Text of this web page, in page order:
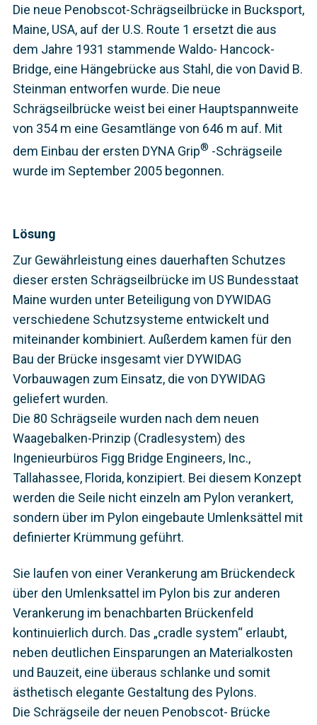
Die neue Penobscot-Schrägseilbrücke in Bucksport,
Maine, USA, auf der U.S. Route 1 ersetzt die aus
dem Jahre 1931 stammende Waldo- Hancock-
Bridge, eine Hängebrücke aus Stahl, die von David B.
Steinman entworfen wurde. Die neue
Schrägseilbrücke weist bei einer Hauptspannweite
von 354 m eine Gesamtlänge von 646 m auf. Mit
dem Einbau der ersten DYNA Grip® -Schrägseile
wurde im September 2005 begonnen.
Lösung
Zur Gewährleistung eines dauerhaften Schutzes
dieser ersten Schrägseilbrücke im US Bundesstaat
Maine wurden unter Beteiligung von DYWIDAG
verschiedene Schutzsysteme entwickelt und
miteinander kombiniert. Außerdem kamen für den
Bau der Brücke insgesamt vier DYWIDAG
Vorbauwagen zum Einsatz, die von DYWIDAG
geliefert wurden.
Die 80 Schrägseile wurden nach dem neuen
Waagebalken-Prinzip (Cradlesystem) des
Ingenieurbüros Figg Bridge Engineers, Inc.,
Tallahassee, Florida, konzipiert. Bei diesem Konzept
werden die Seile nicht einzeln am Pylon verankert,
sondern über im Pylon eingebaute Umlenksättel mit
definierter Krümmung geführt.
Sie laufen von einer Verankerung am Brückendeck
über den Umlenksattel im Pylon bis zur anderen
Verankerung im benachbarten Brückenfeld
kontinuierlich durch. Das „cradle system“ erlaubt,
neben deutlichen Einsparungen an Materialkosten
und Bauzeit, eine überaus schlanke und somit
ästhetisch elegante Gestaltung des Pylons.
Die Schrägseile der neuen Penobscot- Brücke